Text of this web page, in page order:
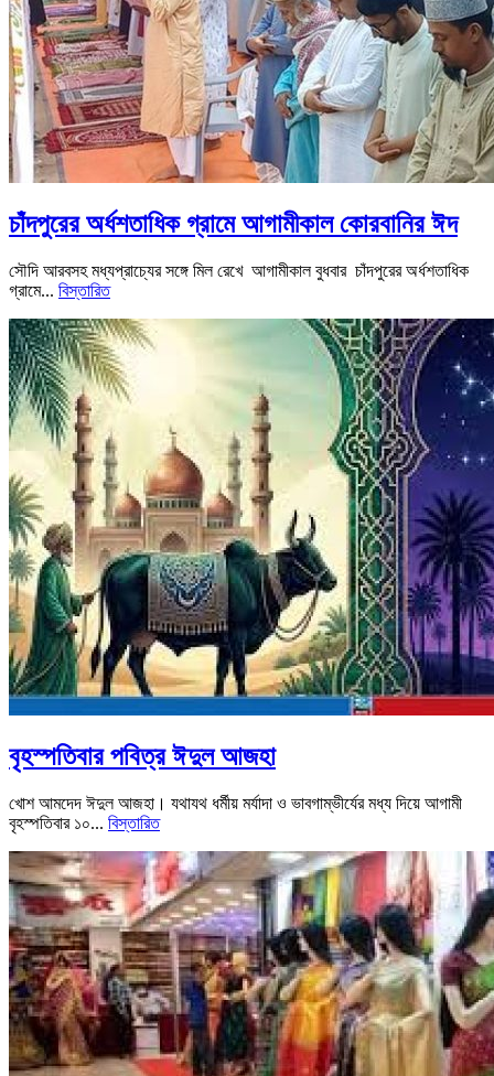
চাঁদপুরের অর্ধশতাধিক গ্রামে আগামীকাল কোরবানির ঈদ
সৌদি আরবসহ মধ্যপ্রাচ্যের সঙ্গে মিল রেখে আগামীকাল বুধবার চাঁদপুরের অর্ধশতাধিক
গ্রামে... বিস্তারিত
বৃহস্পতিবার পবিত্র ঈদুল আজহা
খোশ আমদেদ ঈদুল আজহা। যথাযথ ধর্মীয় মর্যাদা ও ভাবগাম্ভীর্যের মধ্য দিয়ে আগামী
বৃহস্পতিবার ১০... বিস্তারিত